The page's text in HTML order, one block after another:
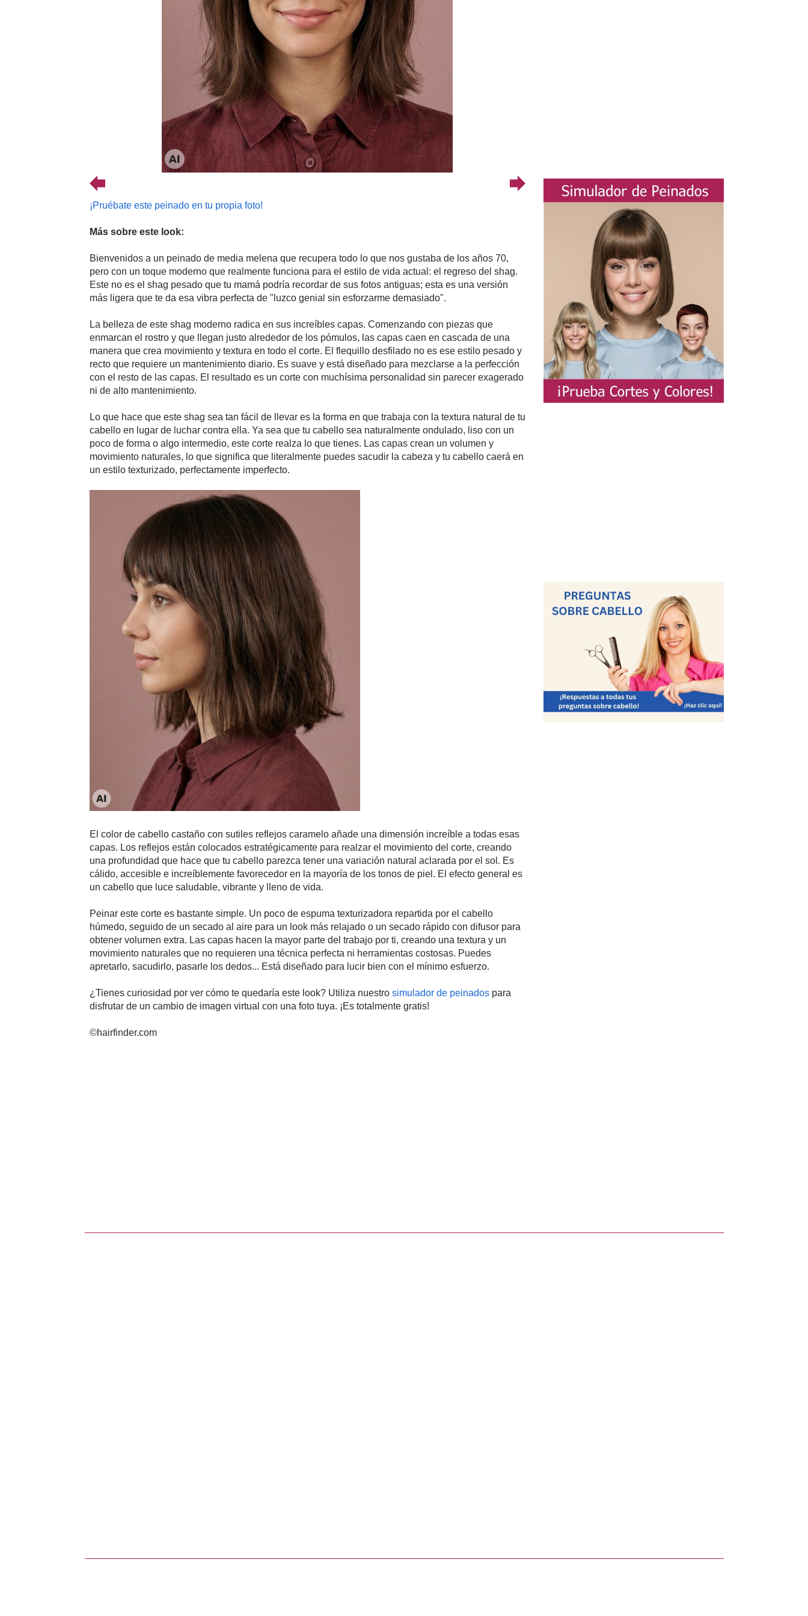
¡Pruébate este peinado en tu propia foto!
Más sobre este look:
Bienvenidos a un peinado de media melena que recupera todo lo que nos gustaba de los años 70,
pero con un toque moderno que realmente funciona para el estilo de vida actual: el regreso del shag.
Este no es el shag pesado que tu mamá podría recordar de sus fotos antiguas; esta es una versión
más ligera que te da esa vibra perfecta de "luzco genial sin esforzarme demasiado".
La belleza de este shag moderno radica en sus increíbles capas. Comenzando con piezas que
enmarcan el rostro y que llegan justo alrededor de los pómulos, las capas caen en cascada de una
manera que crea movimiento y textura en todo el corte. El flequillo desfilado no es ese estilo pesado y
recto que requiere un mantenimiento diario. Es suave y está diseñado para mezclarse a la perfección
con el resto de las capas. El resultado es un corte con muchísima personalidad sin parecer exagerado
ni de alto mantenimiento.
Lo que hace que este shag sea tan fácil de llevar es la forma en que trabaja con la textura natural de tu
cabello en lugar de luchar contra ella. Ya sea que tu cabello sea naturalmente ondulado, liso con un
poco de forma o algo intermedio, este corte realza lo que tienes. Las capas crean un volumen y
movimiento naturales, lo que significa que literalmente puedes sacudir la cabeza y tu cabello caerá en
un estilo texturizado, perfectamente imperfecto.
El color de cabello castaño con sutiles reflejos caramelo añade una dimensión increíble a todas esas
capas. Los reflejos están colocados estratégicamente para realzar el movimiento del corte, creando
una profundidad que hace que tu cabello parezca tener una variación natural aclarada por el sol. Es
cálido, accesible e increíblemente favorecedor en la mayoría de los tonos de piel. El efecto general es
un cabello que luce saludable, vibrante y lleno de vida.
Peinar este corte es bastante simple. Un poco de espuma texturizadora repartida por el cabello
húmedo, seguido de un secado al aire para un look más relajado o un secado rápido con difusor para
obtener volumen extra. Las capas hacen la mayor parte del trabajo por ti, creando una textura y un
movimiento naturales que no requieren una técnica perfecta ni herramientas costosas. Puedes
apretarlo, sacudirlo, pasarle los dedos... Está diseñado para lucir bien con el mínimo esfuerzo.
¿Tienes curiosidad por ver cómo te quedaría este look? Utiliza nuestro simulador de peinadospara
disfrutar de un cambio de imagen virtual con una foto tuya. ¡Es totalmente gratis!
©hairfinder.com